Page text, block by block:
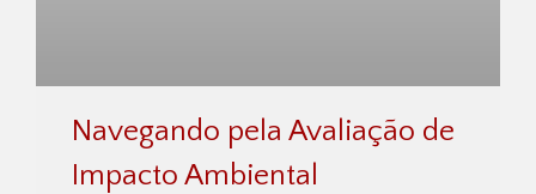
Navegando pela Avaliação de
Impacto Ambiental